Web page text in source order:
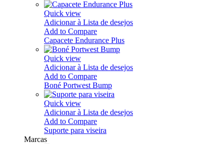
Quick view
Adicionar à Lista de desejos
Add to Compare
Capacete Endurance Plus
Quick view
Adicionar à Lista de desejos
Add to Compare
Boné Portwest Bump
Quick view
Adicionar à Lista de desejos
Add to Compare
Suporte para viseira
Marcas